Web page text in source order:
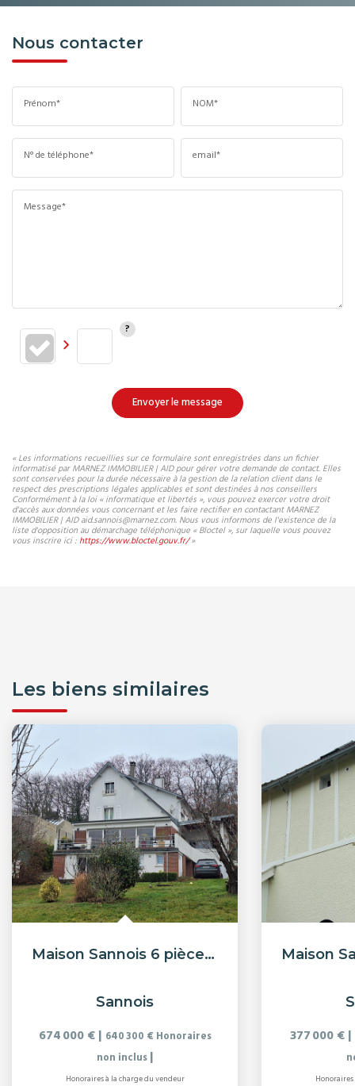
Nous contacter
Prénom* NOM*
N° de téléphone* email*
Message*
Envoyer le message
« Les informations recueillies sur ce formulaire sont enregistrées dans un fichier
informatisé par MARNEZ IMMOBILIER | AID pour gérer votre demande de contact. Elles
sont conservées pour la durée nécessaire à la gestion de la relation client dans le
respect des prescriptions légales applicables et sont destinées à nos conseillers
Conformément à la loi « informatique et libertés », vous pouvez exercer votre droit
d'accès aux données vous concernant et les faire rectifier en contactant MARNEZ
IMMOBILIER | AID aid.sannois@marnez.com. Nous vous informons de l'existence de la
liste d'opposition au démarchage téléphonique « Bloctel », sur laquelle vous pouvez
vous inscrire ici : https://www.bloctel.gouv.fr/»
Les biens similaires
Maison Sannois 6 pièce(s) - 180 m²
Sannois
674 000 € | 640 300 € Honoraires
non inclus|
Honoraires à la charge du vendeur
377 000 € |